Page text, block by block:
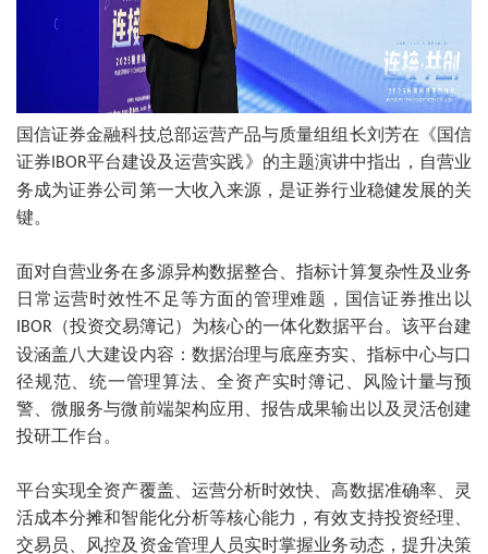
国信证券金融科技总部运营产品与质量组组长刘芳在《国信
证券 IBOR平台建设及运营实践》的主题演讲中指出，自营业
务成为证券公司第一大收入来源，是证券行业稳健发展的关
键。
面对自营业务在多源异构数据整合、指标计算复杂性及业务
日常运营时效性不足等方面的管理难题，国信证券推出以
IBOR （投资交易簿记）为核心的一体化数据平台。该平台建
设涵盖八大建设内容：数据治理与底座夯实、指标中心与口
径规范、统一管理算法、全资产实时簿记、风险计量与预
警、微服务与微前端架构应用、报告成果输出以及灵活创建
投研工作台。
平台实现全资产覆盖、运营分析时效快、高数据准确率、灵
活成本分摊和智能化分析等核心能力，有效支持投资经理、
交易员、风控及资金管理人员实时掌握业务动态，提升决策